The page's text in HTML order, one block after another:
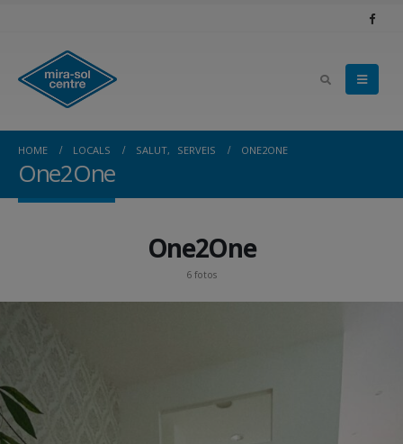
HOME LOCALS SALUT, SERVEIS ONE2ONE
One2One
One2One
6 fotos